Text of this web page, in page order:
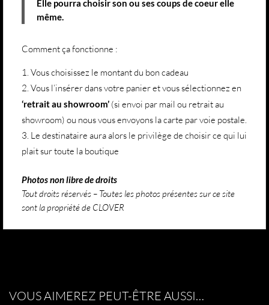
Elle pourra choisir son ou ses coups de coeur elle
même.
Comment ça fonctionne :
Vous choisissez le montant du bon cadeau
Vous l’insérer dans votre panier et vous sélectionnez en
‘retrait au showroom’ (si envoi par mail ou retrait au
showroom) ou nous vous envoyons la carte par voie postale.
Le destinataire aura alors le privilège de choisir ce qui lui
plait sur toute la boutique
Photos non libre de droits
Tout droits réservés – Toutes les photos présentes sur ce site
sont la propriété de CLOVER
VOUS AIMEREZ PEUT-ÊTRE AUSSI…